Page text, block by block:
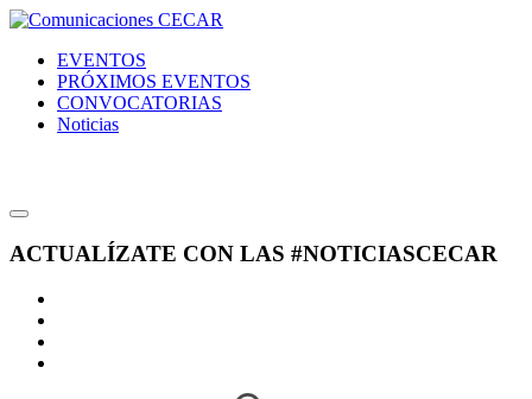
EVENTOS
PRÓXIMOS EVENTOS
CONVOCATORIAS
Noticias
ACTUALÍZATE CON LAS #NOTICIASCECAR